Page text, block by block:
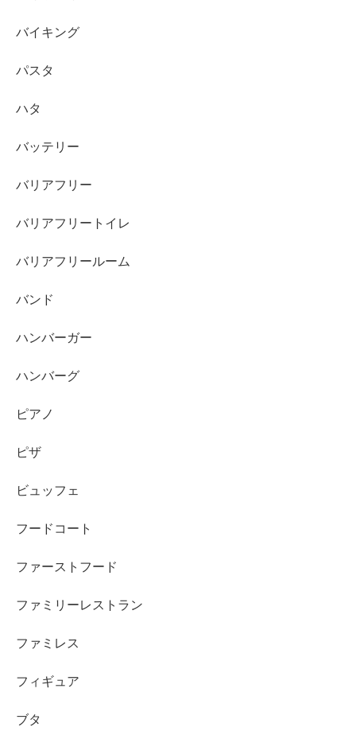
バイキング
パスタ
ハタ
バッテリー
バリアフリー
バリアフリートイレ
バリアフリールーム
バンド
ハンバーガー
ハンバーグ
ピアノ
ピザ
ビュッフェ
フードコート
ファーストフード
ファミリーレストラン
ファミレス
フィギュア
ブタ